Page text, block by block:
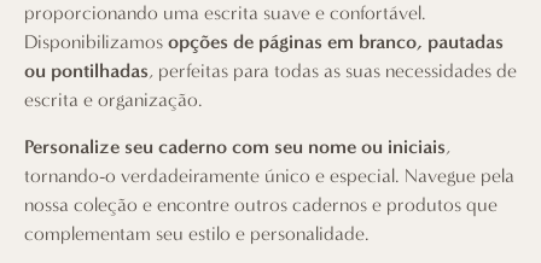
proporcionando uma escrita suave e confortável.
Disponibilizamos opções de páginas em branco, pautadas
ou pontilhadas, perfeitas para todas as suas necessidades de
escrita e organização.
Personalize seu caderno com seu nome ou iniciais,
tornando-o verdadeiramente único e especial. Navegue pela
nossa coleção e encontre outros cadernos e produtos que
complementam seu estilo e personalidade.